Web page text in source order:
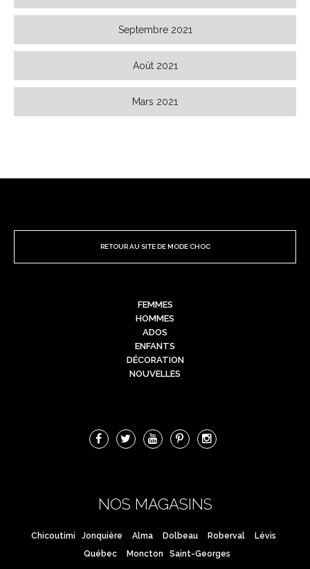
Septembre 2021
Août 2021
Mars 2021
RETOUR AU SITE DE MODE CHOC
FEMMES
HOMMES
ADOS
ENFANTS
DÉCORATION
NOUVELLES
NOS MAGASINS
Chicoutimi Jonquière Alma Dolbeau Roberval
Lévis
Québec
Moncton Saint-Georges